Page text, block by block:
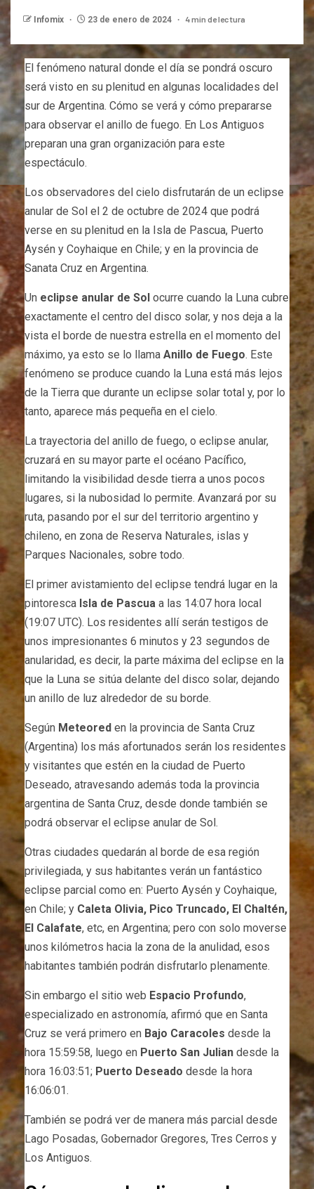
Infomix 23 de enero de 2024 4 min de lectura
El fenómeno natural donde el día se pondrá oscuro
será visto en su plenitud en algunas localidades del
sur de Argentina. Cómo se verá y cómo prepararse
para observar el anillo de fuego. En Los Antiguos
preparan una gran organización para este
espectáculo.
Los observadores del cielo disfrutarán de un eclipse
anular de Sol el 2 de octubre de 2024 que podrá
verse en su plenitud en la Isla de Pascua, Puerto
Aysén y Coyhaique en Chile; y en la provincia de
Sanata Cruz en Argentina.
Un eclipse anular de Sol ocurre cuando la Luna cubre
exactamente el centro del disco solar, y nos deja a la
vista el borde de nuestra estrella en el momento del
máximo, ya esto se lo llama Anillo de Fuego. Este
fenómeno se produce cuando la Luna está más lejos
de la Tierra que durante un eclipse solar total y, por lo
tanto, aparece más pequeña en el cielo.
La trayectoria del anillo de fuego, o eclipse anular,
cruzará en su mayor parte el océano Pacífico,
limitando la visibilidad desde tierra a unos pocos
lugares, si la nubosidad lo permite. Avanzará por su
ruta, pasando por el sur del territorio argentino y
chileno, en zona de Reserva Naturales, islas y
Parques Nacionales, sobre todo.
El primer avistamiento del eclipse tendrá lugar en la
pintoresca Isla de Pascua a las 14:07 hora local
(19:07 UTC). Los residentes allí serán testigos de
unos impresionantes 6 minutos y 23 segundos de
anularidad, es decir, la parte máxima del eclipse en la
que la Luna se sitúa delante del disco solar, dejando
un anillo de luz alrededor de su borde.
Según Meteored en la provincia de Santa Cruz
(Argentina) los más afortunados serán los residentes
y visitantes que estén en la ciudad de Puerto
Deseado, atravesando además toda la provincia
argentina de Santa Cruz, desde donde también se
podrá observar el eclipse anular de Sol.
Otras ciudades quedarán al borde de esa región
privilegiada, y sus habitantes verán un fantástico
eclipse parcial como en: Puerto Aysén y Coyhaique,
en Chile; y Caleta Olivia, Pico Truncado, El Chaltén,
El Calafate, etc, en Argentina; pero con solo moverse
unos kilómetros hacia la zona de la anulidad, esos
habitantes también podrán disfrutarlo plenamente.
Sin embargo el sitio web Espacio Profundo,
especializado en astronomía, afirmó que en Santa
Cruz se verá primero en Bajo Caracoles desde la
hora 15:59:58, luego en Puerto San Julian desde la
hora 16:03:51; Puerto Deseado desde la hora
16:06:01.
También se podrá ver de manera más parcial desde
Lago Posadas, Gobernador Gregores, Tres Cerros y
Los Antiguos.